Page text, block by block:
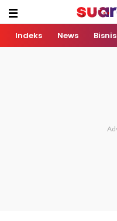
Indeks News Bisnis